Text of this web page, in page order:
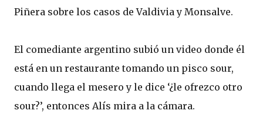
Piñera sobre los casos de Valdivia y Monsalve.
El comediante argentino subió un video donde él
está en un restaurante tomando un pisco sour,
cuando llega el mesero y le dice ‘¿le ofrezco otro
sour?’, entonces Alís mira a la cámara.